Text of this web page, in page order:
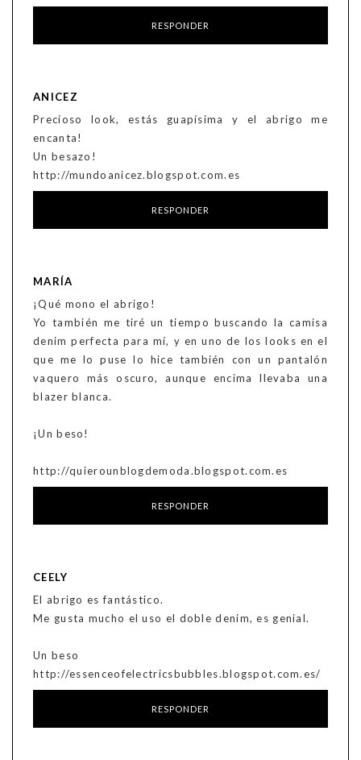
RESPONDER
ANICEZ
Precioso look, estás guapísima y el abrigo me
encanta!
Un besazo!
http://mundoanicez.blogspot.com.es
RESPONDER
MARÍA
¡Qué mono el abrigo!
Yo también me tiré un tiempo buscando la camisa
denim perfecta para mí, y en uno de los looks en el
que me lo puse lo hice también con un pantalón
vaquero más oscuro, aunque encima llevaba una
blazer blanca.
¡Un beso!
http://quierounblogdemoda.blogspot.com.es
RESPONDER
CEELY
El abrigo es fantástico.
Me gusta mucho el uso el doble denim, es genial.
Un beso
http://essenceofelectricsbubbles.blogspot.com.es/
RESPONDER